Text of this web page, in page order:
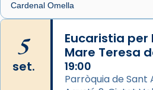
🔗
📸 J. Merino
Photo
View on Facebook ·
5
set.
Eucaristia
Mare Teresa
19:00
Parròquia de Sant